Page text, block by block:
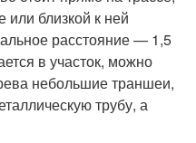
или близкой к ней
расстояние — 1,5
в участок, можно
небольшие траншеи,
трубу, а